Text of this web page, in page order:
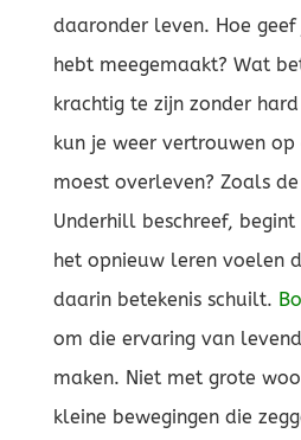
daaronder leven. Hoe
hebt meegemaakt? Wat
krachtig te zijn zonder
kun je weer vertrouwen
moest overleven? Zoals
Underhill beschreef,
het opnieuw leren voelen
daarin betekenis schuilt.
om die ervaring van
maken. Niet met grote
kleine bewegingen die